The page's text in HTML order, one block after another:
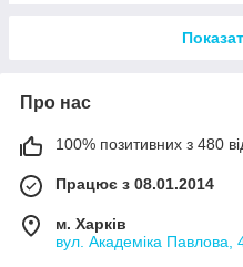
Про нас
100% позитивних з 480
Працює з 08.01.2014
м. Харків
вул. Академіка Павлова,